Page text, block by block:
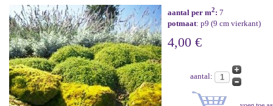
aantal per m2: 7
potmaat: p9 (9 cm vierkant)
4,00 €
aantal: